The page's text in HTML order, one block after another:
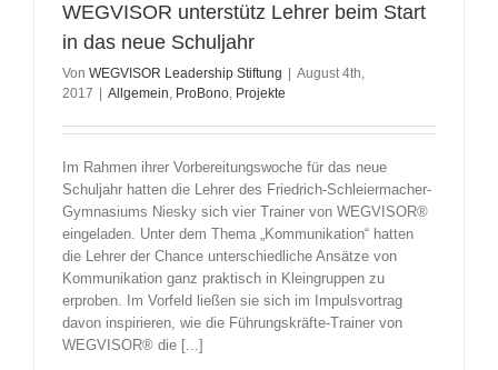
WEGVISOR unterstütz Lehrer beim Start
in das neue Schuljahr
Von WEGVISOR Leadership Stiftung
August 4th,
2017
Allgemein, ProBono, Projekte
Im Rahmen ihrer Vorbereitungswoche für das neue
Schuljahr hatten die Lehrer des Friedrich-Schleiermacher-
Gymnasiums Niesky sich vier Trainer von WEGVISOR®
eingeladen. Unter dem Thema „Kommunikation“ hatten
die Lehrer der Chance unterschiedliche Ansätze von
Kommunikation ganz praktisch in Kleingruppen zu
erproben. Im Vorfeld ließen sie sich im Impulsvortrag
davon inspirieren, wie die Führungskräfte-Trainer von
WEGVISOR® die [...]